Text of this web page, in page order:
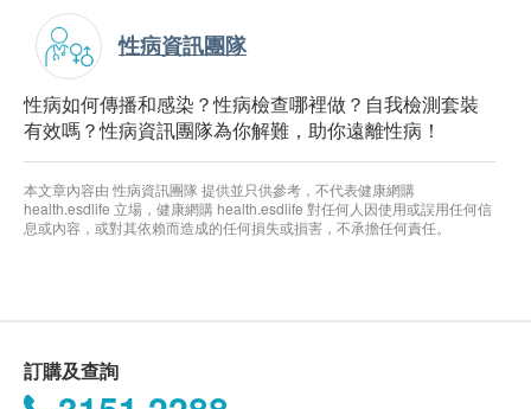
性病資訊團隊
性病如何傳播和感染？性病檢查哪裡做？自我檢測套裝
有效嗎？性病資訊團隊為你解難，助你遠離性病！
本文章內容由 性病資訊團隊 提供並只供參考，不代表健康網購
health.esdlife 立場，健康網購 health.esdlife 對任何人因使用或誤用任何信
息或內容，或對其依賴而造成的任何損失或損害，不承擔任何責任。
訂購及查詢